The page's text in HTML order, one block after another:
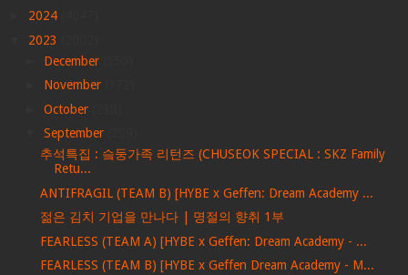
2024
2023
December
November
October
September
추석특집 : 슼둥가족 리턴즈 (CHUSEOK SPECIAL : SKZ Family
Retu...
ANTIFRAGIL (TEAM B) [HYBE x Geffen: Dream Academy ...
젊은 김치 기업을 만나다 | 명절의 향취 1부
FEARLESS (TEAM A) [HYBE x Geffen: Dream Academy - ...
FEARLESS (TEAM B) [HYBE x Geffen Dream Academy - M...